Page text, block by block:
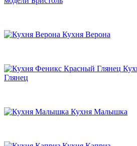
Кухня Верона
Глянец
Кухня Малышка